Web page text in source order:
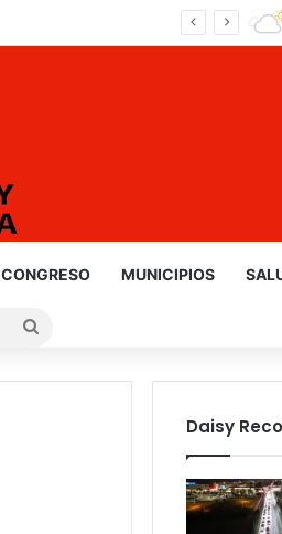
CONGRESO MUNICIPIOS
Daisy